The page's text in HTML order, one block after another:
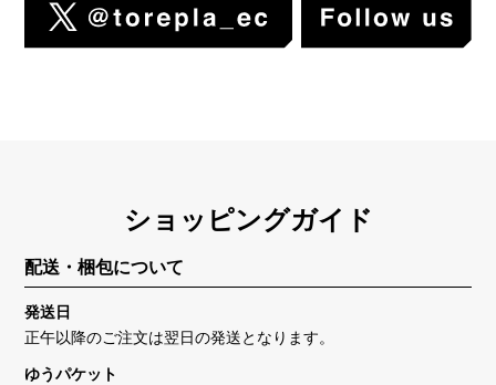
ショッピングガイド
配送・梱包について
発送日
正午以降のご注文は翌日の発送となります。
ゆうパケット